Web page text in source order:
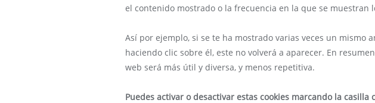
el contenido mostrado o la frecuencia en la que se muestran
Así por ejemplo, si se te ha mostrado varias veces un
haciendo clic sobre él, este no volverá a aparecer. En
web será más útil y diversa, y menos repetitiva.
Puedes activar o desactivar estas cookies marcando la casilla